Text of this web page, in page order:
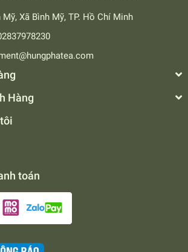
Mỹ, Xã Bình Mỹ, TP. Hồ Chí Minh
Hàng
toán